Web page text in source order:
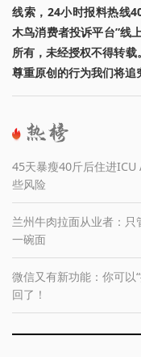
线索，24小时报料热线
木鸟消费者投诉平台”线
所有，未经授权不得转
尊重原创的行为我们将追
45天暴瘦40斤后住进ICU
些风险
兰州牛肉拉面从业者：只
一碗面
微信又有新功能：你可以
回了！